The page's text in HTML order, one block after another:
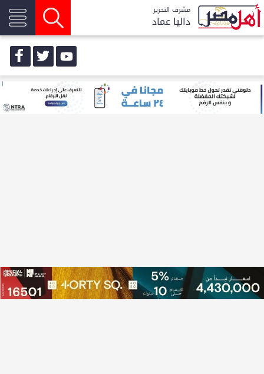
مشرف التحرير
داليا عماد